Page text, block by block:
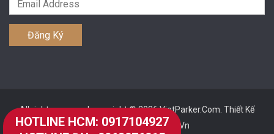
All rights reserved copyright © 2026VietParker.Com Thiết Kế
Website by SevenMedia.Vn
HOTLINE HCM: 0917104927